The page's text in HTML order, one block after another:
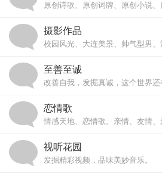
原创诗歌、原创词牌、原创小说、
摄影作品
校园风光、大连美景、帅气型男
至善至诚
改善自我，发掘真诚，这个世界
恋情歌
情感天地、恋情歌。亲情、友情、
视听花园
发掘精彩视频，品味美妙音乐。